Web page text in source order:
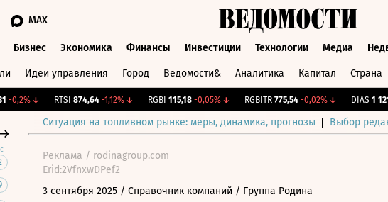
MAX
Бизнес Экономика Финансы Инвестиции Технологии Медиа
Идеи управления Город Ведомости& Аналитика Капитал Страна
↓ RTSI 874,64 -1,12%↓ RGBI 115,18 -0,05%↓ RGBITR 775,54 -0,02%↓ DIAS 1 121,5
Ситуация на топливном рынке: меры, динамика, прогнозы Выбор
Реклама / rodinagroup.com
Erid:2VfnxwDPef2
3 сентября 2025 / Справочник компаний / Группа Родина